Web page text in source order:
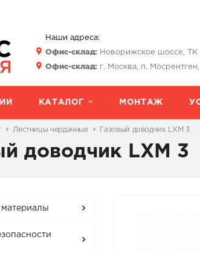
Наши адреса:
Офис-склад:Новорижское шоссе, ТК
Офис-склад:г. Москва, п.
КАТАЛОГ МОНТАЖ
Лестницы чердачные Газовый доводчик LXM 3
доводчик LXM 3